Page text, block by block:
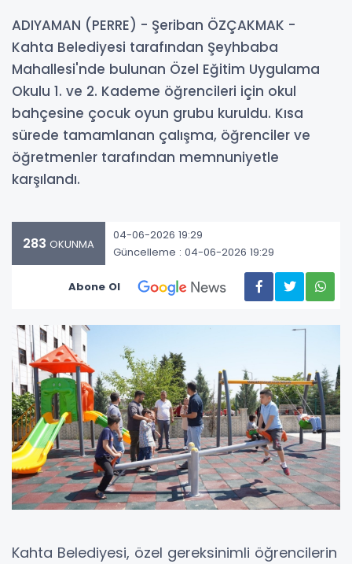
ADIYAMAN (PERRE) - Şeriban ÖZÇAKMAK -
Kahta Belediyesi tarafından Şeyhbaba
Mahallesi'nde bulunan Özel Eğitim Uygulama
Okulu 1. ve 2. Kademe öğrencileri için okul
bahçesine çocuk oyun grubu kuruldu. Kısa
sürede tamamlanan çalışma, öğrenciler ve
öğretmenler tarafından memnuniyetle
karşılandı.
283 OKUNMA
04-06-2026 19:29
Güncelleme : 04-06-2026 19:29
Abone Ol
Kahta Belediyesi, özel gereksinimli öğrencilerin